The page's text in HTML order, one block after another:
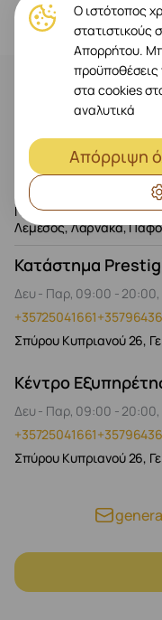
Επικοινωνία
Ηλεκτρονικό
Δευ - Παρ, 09:00 -
+35725041660
Παράδοση σε όλη την
Λεμεσός, Λάρνακα,
Κατάστημα
Δευ - Παρ, 09:00 - 20:00,
+35725041661
Σπύρου Κυπριανού 26,
Κέντρο
Δευ - Παρ, 09:00 - 20:00,
+35725041661
Σπύρου Κυπριανού 26,
Ο ιστότοπος
στατιστικούς
Απορρήτου.
προϋποθέσεις
στα cookies
αναλυτικά
Απόρριψη